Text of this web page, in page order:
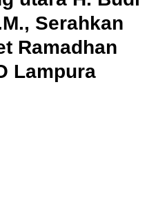
Serahkan
Ramadhan
Lampura